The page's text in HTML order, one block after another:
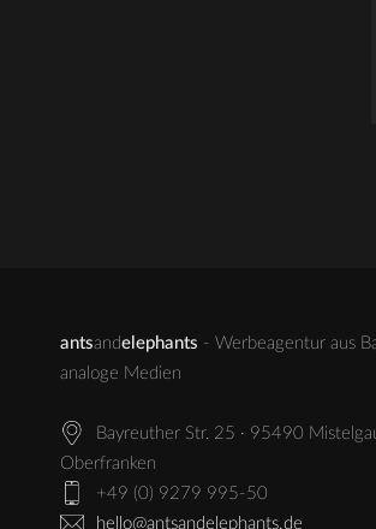
antsandelephants - Werbeagentur aus
analoge Medien
Bayreuther Str. 25 · 95490
Oberfranken
+49 (0) 9279 995-50
hello@antsandelephants.de